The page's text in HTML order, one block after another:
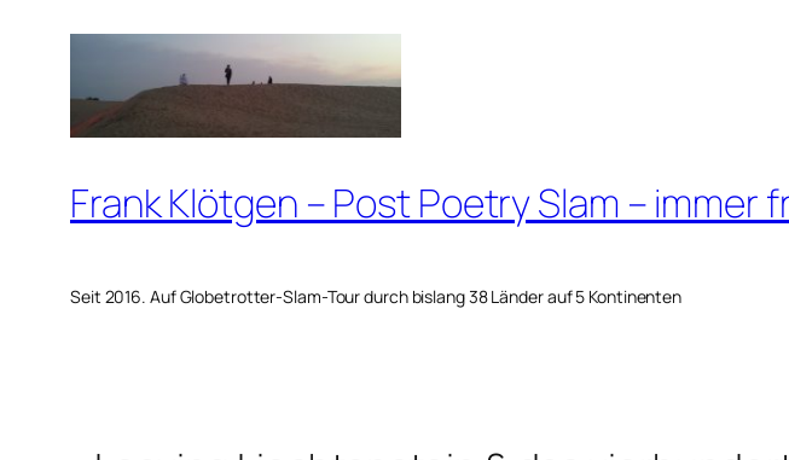
springen
Frank Klötgen – Post Poetry Slam – immer
Seit 2016. Auf Globetrotter-Slam-Tour durch bislang 38 Länder auf 5 Kontinenten